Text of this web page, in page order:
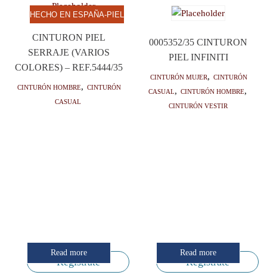
HECHO EN ESPAÑA-PIEL
CINTURON PIEL
SERRAJE (VARIOS
COLORES) – REF.5444/35
Cinturón hombre, Cinturón
casual
Regístrate
Read more
0005352/35 CINTURON
PIEL INFINITI
Cinturón mujer, Cinturón
casual, Cinturón hombre,
Cinturón vestir
Regístrate
Read more